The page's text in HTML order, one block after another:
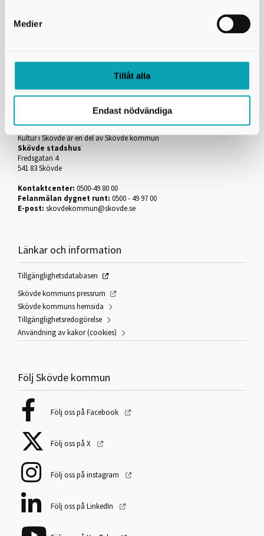
Medier
Tillåt alla
Endast nödvändiga
Skriv ut
Kultur i Skövde är en del av Skövde kommun
Skövde stadshus
Fredsgatan 4
541 83 Skövde
Kontaktcenter: 0500-49 80 00
Felanmälan dygnet runt: 0500 - 49 97 00
E-post: skovdekommun@skovde.se
Länkar och information
Tillgänglighetsdatabasen
Skövde kommuns pressrum
Skövde kommuns hemsida
Tillgänglighetsredogörelse
Användning av kakor (cookies)
Följ Skövde kommun
Följ oss på Facebook
Följ oss på X
Följ oss på instagram
Följ oss på LinkedIn